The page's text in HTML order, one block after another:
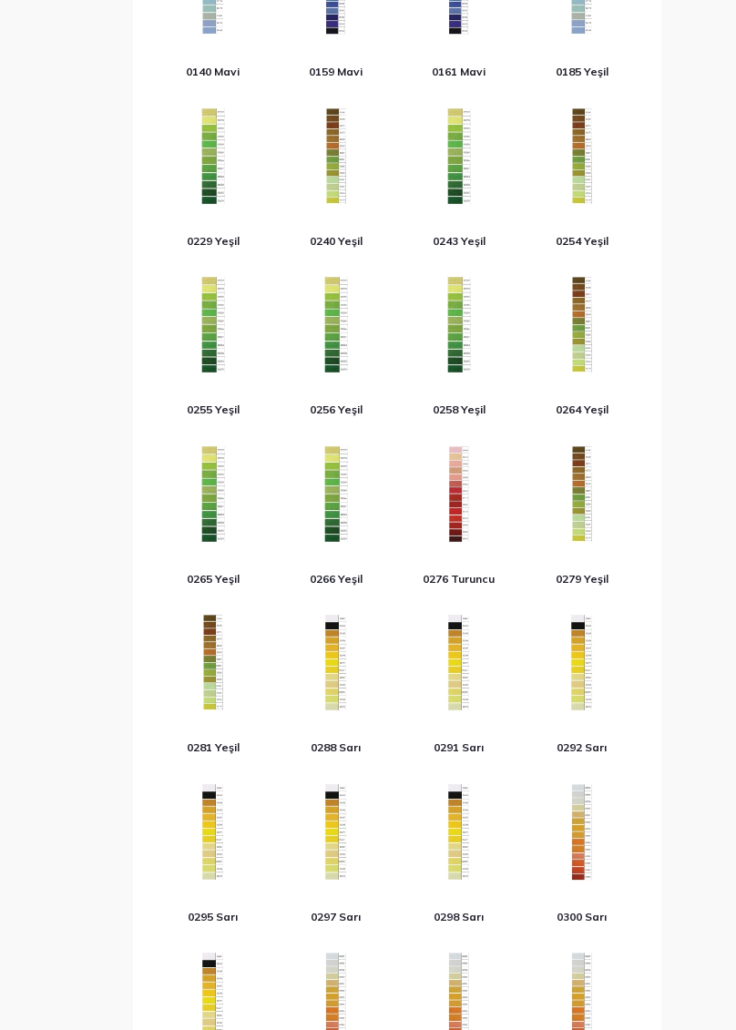
0140 Mavi 0159 Mavi 0161 Mavi 0185 Yeşil
0229 Yeşil 0240 Yeşil 0243 Yeşil 0254 Yeşil
0255 Yeşil 0256 Yeşil 0258 Yeşil 0264 Yeşil
0265 Yeşil 0266 Yeşil 0276 Turuncu 0279 Yeşil
0281 Yeşil 0288 Sarı 0291 Sarı 0292 Sarı
0295 Sarı 0297 Sarı 0298 Sarı 0300 Sarı